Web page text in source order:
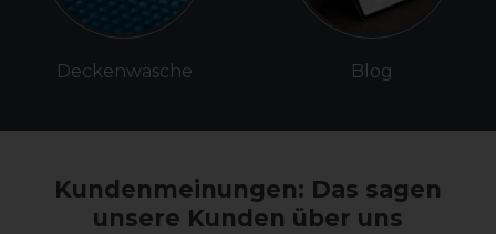
Deckenwäsche Blog
Kundenmeinungen: Das sagen
unsere Kunden über uns